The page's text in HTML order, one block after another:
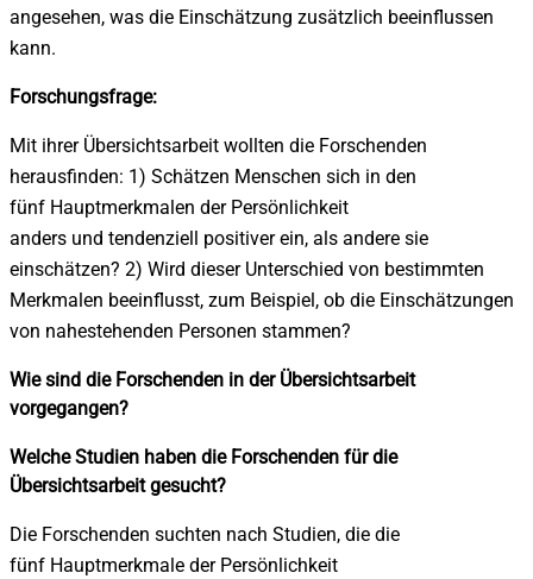
angesehen, was die Einschätzung zusätzlich beeinflussen
kann.
Forschungsfrage:
Mit ihrer Übersichtsarbeit wollten die Forschenden
herausfinden: 1) Schätzen Menschen sich in den
fünf Hauptmerkmalen der Persönlichkeit
anders und tendenziell positiver ein, als andere sie
einschätzen? 2) Wird dieser Unterschied von bestimmten
Merkmalen beeinflusst, zum Beispiel, ob die Einschätzungen
von nahestehenden Personen stammen?
Wie sind die Forschenden in der Übersichtsarbeit
vorgegangen?
Welche Studien haben die Forschenden für die
Übersichtsarbeit gesucht?
Die Forschenden suchten nach Studien, die die
fünf Hauptmerkmale der Persönlichkeit